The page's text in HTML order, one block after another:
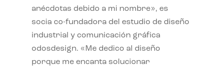
anécdotas debido a mi nombre», es
socia co-fundadora del estudio de diseño
industrial y comunicación gráfica
odosdesign. «Me dedico al diseño
porque me encanta solucionar